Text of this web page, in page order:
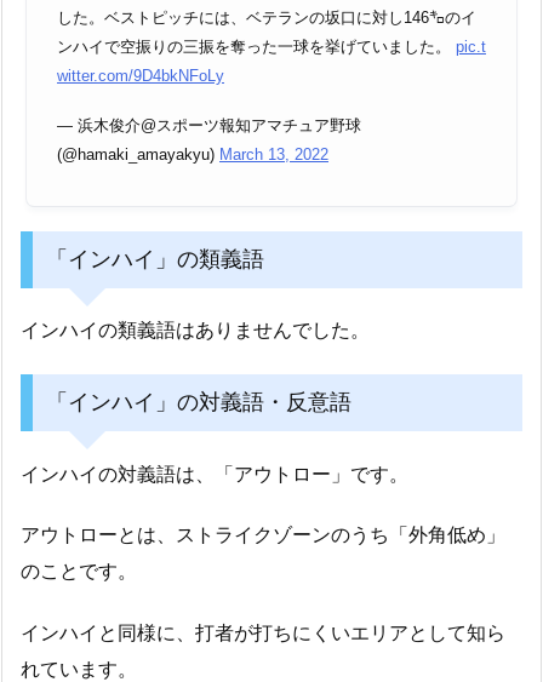
した。ベストピッチには、ベテランの坂口に対し146㌔のイ
ンハイで空振りの三振を奪った一球を挙げていました。 pic.t
witter.com/9D4bkNFoLy
— 浜木俊介@スポーツ報知アマチュア野球
(@hamaki_amayakyu) March 13, 2022
「インハイ」の類義語
インハイの類義語はありませんでした。
「インハイ」の対義語・反意語
インハイの対義語は、「アウトロー」です。
アウトローとは、ストライクゾーンのうち「外角低め」
のことです。
インハイと同様に、打者が打ちにくいエリアとして知ら
れています。